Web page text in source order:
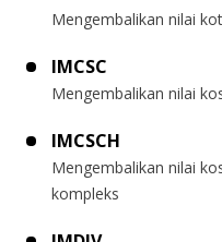
Mengembalikan nilai
IMCSC
Mengembalikan nilai
IMCSCH
Mengembalikan nilai
kompleks